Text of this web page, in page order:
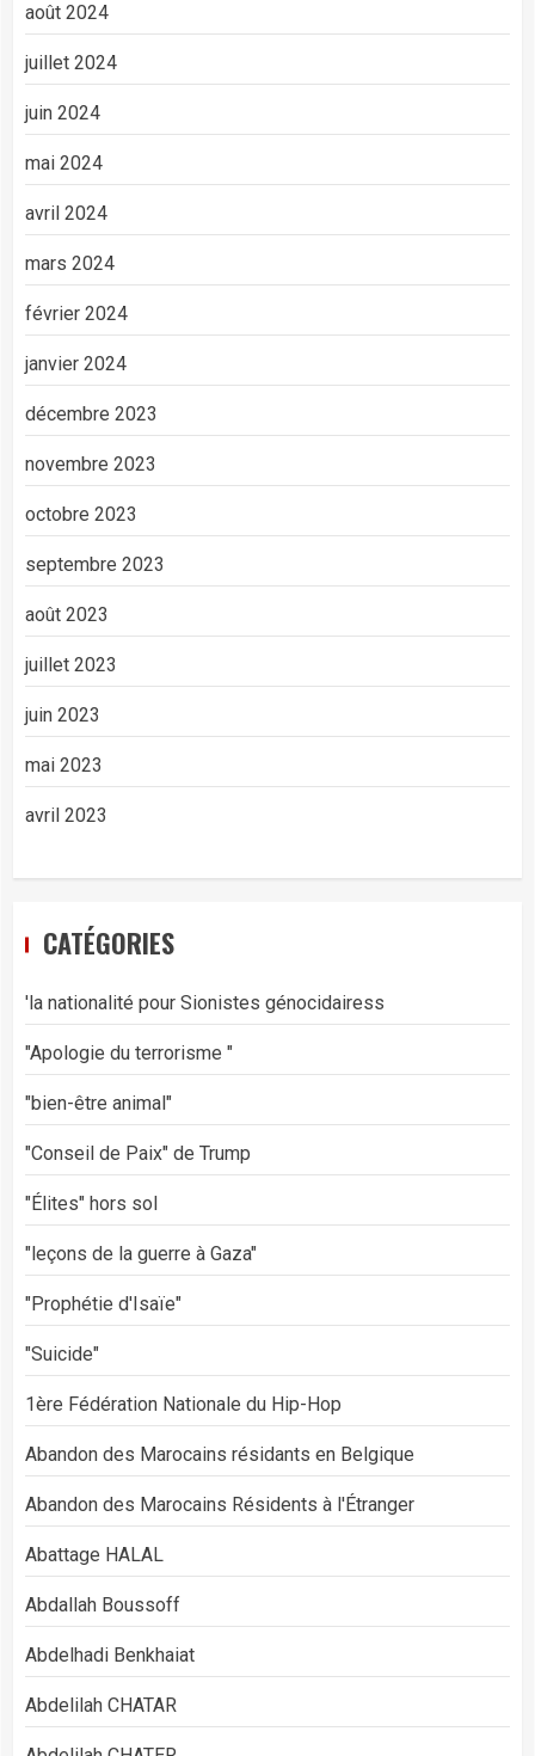
août 2024
juillet 2024
juin 2024
mai 2024
avril 2024
mars 2024
février 2024
janvier 2024
décembre 2023
novembre 2023
octobre 2023
septembre 2023
août 2023
juillet 2023
juin 2023
mai 2023
avril 2023
CATÉGORIES
'la nationalité pour Sionistes génocidairess
"Apologie du terrorisme "
"bien-être animal"
"Conseil de Paix" de Trump
"Élites" hors sol
"leçons de la guerre à Gaza"
"Prophétie d'Isaïe"
"Suicide"
1ère Fédération Nationale du Hip-Hop
Abandon des Marocains résidants en Belgique
Abandon des Marocains Résidents à l'Étranger
Abattage HALAL
Abdallah Boussoff
Abdelhadi Benkhaiat
Abdelilah CHATAR